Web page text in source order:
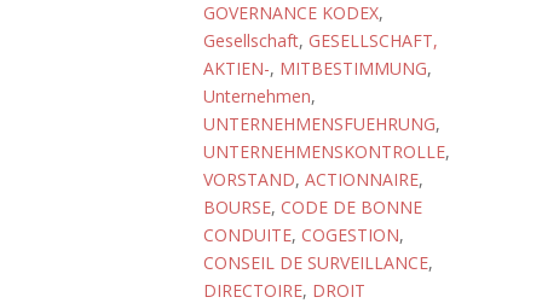
GOVERNANCE KODEX,
Gesellschaft, GESELLSCHAFT,
AKTIEN-, MITBESTIMMUNG,
Unternehmen,
UNTERNEHMENSFUEHRUNG,
UNTERNEHMENSKONTROLLE,
VORSTAND, ACTIONNAIRE,
BOURSE, CODE DE BONNE
CONDUITE, COGESTION,
CONSEIL DE SURVEILLANCE,
DIRECTOIRE, DROIT